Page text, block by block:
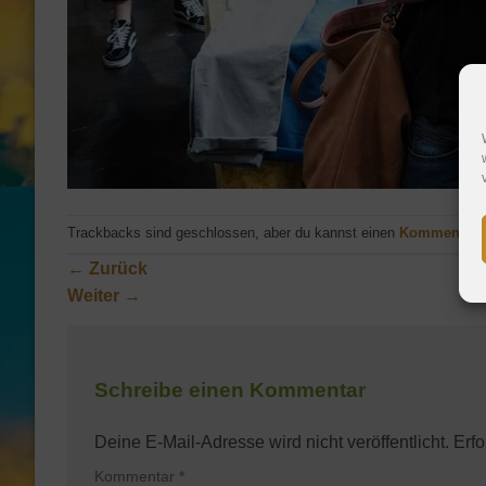
Trackbacks sind geschlossen, aber du kannst einen Kommentar
← Zurück
Weiter →
Schreibe einen Kommentar
Deine E-Mail-Adresse wird nicht veröffentlicht.
Kommentar *